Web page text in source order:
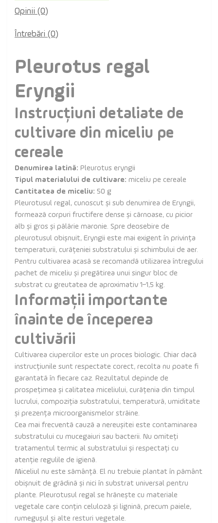
Opinii (0)
Întrebări (0)
Pleurotus regal
Eryngii
Instrucțiuni detaliate de
cultivare din miceliu pe
cereale
Denumirea latină: Pleurotus eryngii
Tipul materialului de cultivare: miceliu pe cereale
Cantitatea de miceliu: 50 g
Pleurotusul regal, cunoscut și sub denumirea de Eryngii,
formează corpuri fructifere dense și cărnoase, cu picior
alb și gros și pălărie maronie. Spre deosebire de
pleurotusul obișnuit, Eryngii este mai exigent în privința
temperaturii, curățeniei substratului și schimbului de aer.
Pentru cultivarea acasă se recomandă utilizarea întregului
pachet de miceliu și pregătirea unui singur bloc de
substrat cu greutatea de aproximativ 1–1,5 kg.
Informații importante
înainte de începerea
cultivării
Cultivarea ciupercilor este un proces biologic. Chiar dacă
instrucțiunile sunt respectate corect, recolta nu poate fi
garantată în fiecare caz. Rezultatul depinde de
prospețimea și calitatea miceliului, curățenia din timpul
lucrului, compoziția substratului, temperatură, umiditate
și prezența microorganismelor străine.
Cea mai frecventă cauză a nereușitei este contaminarea
substratului cu mucegaiuri sau bacterii. Nu omiteți
tratamentul termic al substratului și respectați cu
atenție regulile de igienă.
Miceliul nu este sămânță. El nu trebuie plantat în pământ
obișnuit de grădină și nici în substrat universal pentru
plante. Pleurotusul regal se hrănește cu materiale
vegetale care conțin celuloză și lignină, precum paiele,
rumegușul și alte resturi vegetale.